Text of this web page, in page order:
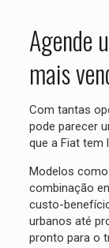
Agende
mais
Com tantas
pode parecer
que a Fiat tem
Modelos
combinação
custo-
urbanos até
pronto para o